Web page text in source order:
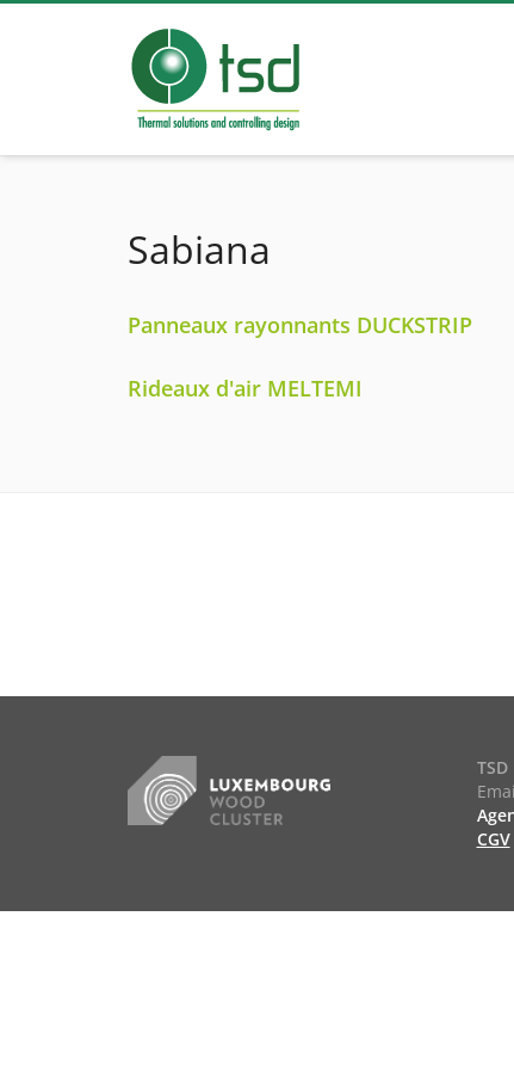
Sabiana
Panneaux rayonnants DUCKSTRIP
Rideaux d'air MELTEMI
TSD
CGV